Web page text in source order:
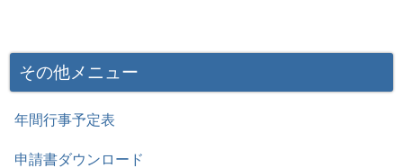
その他メニュー
年間行事予定表
申請書ダウンロード